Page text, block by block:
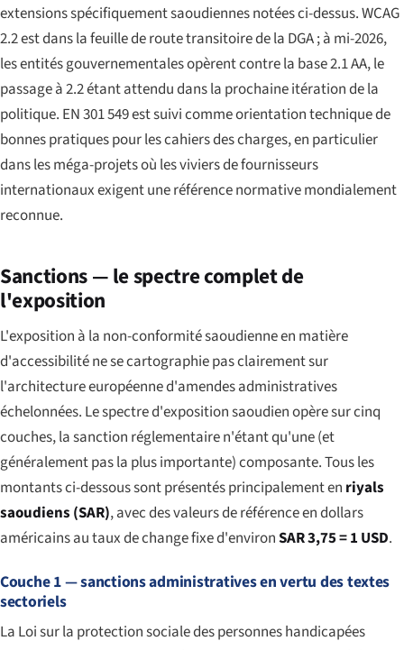
extensions spécifiquement saoudiennes notées ci-dessus. WCAG
2.2 est dans la feuille de route transitoire de la DGA ; à mi-2026,
les entités gouvernementales opèrent contre la base 2.1 AA, le
passage à 2.2 étant attendu dans la prochaine itération de la
politique. EN 301 549 est suivi comme orientation technique de
bonnes pratiques pour les cahiers des charges, en particulier
dans les méga-projets où les viviers de fournisseurs
internationaux exigent une référence normative mondialement
reconnue.
Sanctions — le spectre complet de
l'exposition
L'exposition à la non-conformité saoudienne en matière
d'accessibilité ne se cartographie pas clairement sur
l'architecture européenne d'amendes administratives
échelonnées. Le spectre d'exposition saoudien opère sur cinq
couches, la sanction réglementaire n'étant qu'une (et
généralement pas la plus importante) composante. Tous les
montants ci-dessous sont présentés principalement en riyals
saoudiens (SAR), avec des valeurs de référence en dollars
américains au taux de change fixe d'environSAR 3,75 = 1 USD.
Couche 1 — sanctions administratives en vertu des textes
sectoriels
La Loi sur la protection sociale des personnes handicapées